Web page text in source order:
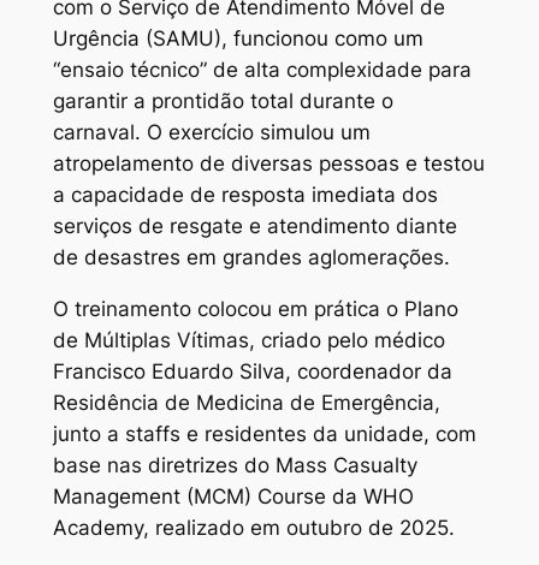
com o Serviço de Atendimento Móvel de
Urgência (SAMU), funcionou como um
“ensaio técnico” de alta complexidade para
garantir a prontidão total durante o
carnaval. O exercício simulou um
atropelamento de diversas pessoas e testou
a capacidade de resposta imediata dos
serviços de resgate e atendimento diante
de desastres em grandes aglomerações.
O treinamento colocou em prática o Plano
de Múltiplas Vítimas, criado pelo médico
Francisco Eduardo Silva, coordenador da
Residência de Medicina de Emergência,
junto a staffs e residentes da unidade, com
base nas diretrizes do Mass Casualty
Management (MCM) Course da WHO
Academy, realizado em outubro de 2025.